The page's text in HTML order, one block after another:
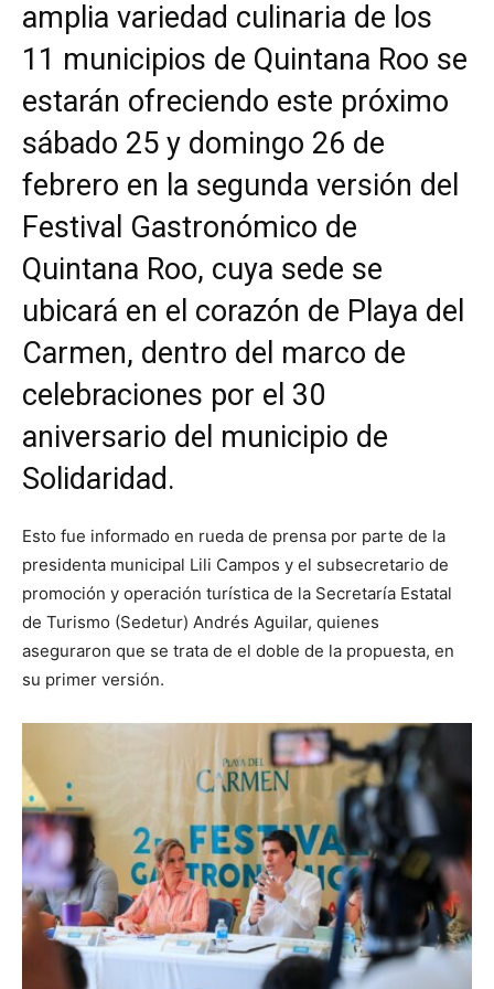
amplia variedad culinaria de los
11 municipios de Quintana Roo se
estarán ofreciendo este próximo
sábado 25 y domingo 26 de
febrero en la segunda versión del
Festival Gastronómico de
Quintana Roo, cuya sede se
ubicará en el corazón de Playa del
Carmen, dentro del marco de
celebraciones por el 30
aniversario del municipio de
Solidaridad.
Esto fue informado en rueda de prensa por parte de la
presidenta municipal Lili Campos y el subsecretario de
promoción y operación turística de la Secretaría Estatal
de Turismo (Sedetur) Andrés Aguilar, quienes
aseguraron que se trata de el doble de la propuesta, en
su primer versión.